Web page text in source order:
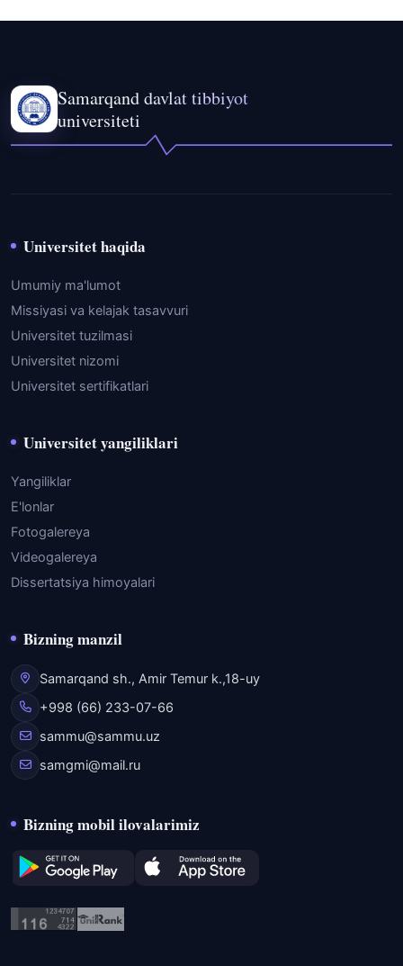
Samarqand davlat tibbiyot
universiteti
Universitet haqida
Umumiy ma'lumot
Missiyasi va kelajak tasavvuri
Universitet tuzilmasi
Universitet nizomi
Universitet sertifikatlari
Universitet yangiliklari
Yangiliklar
E'lonlar
Fotogalereya
Videogalereya
Dissertatsiya himoyalari
Bizning manzil
Samarqand sh., Amir Temur k.,18-uy
+998 (66) 233-07-66
sammu@sammu.uz
samgmi@mail.ru
Bizning mobil ilovalarimiz